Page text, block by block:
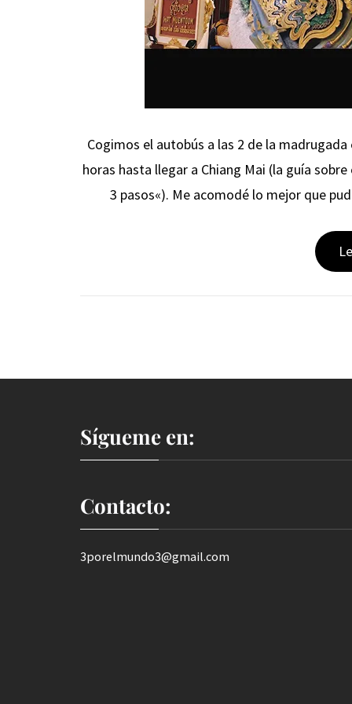
Cogimos el autobús a las 2 de la
horas hasta llegar a Chiang Mai (la guía
3 pasos«). Me acomodé lo mejor que
Sígueme en:
Contacto:
3porelmundo3@gmail.com